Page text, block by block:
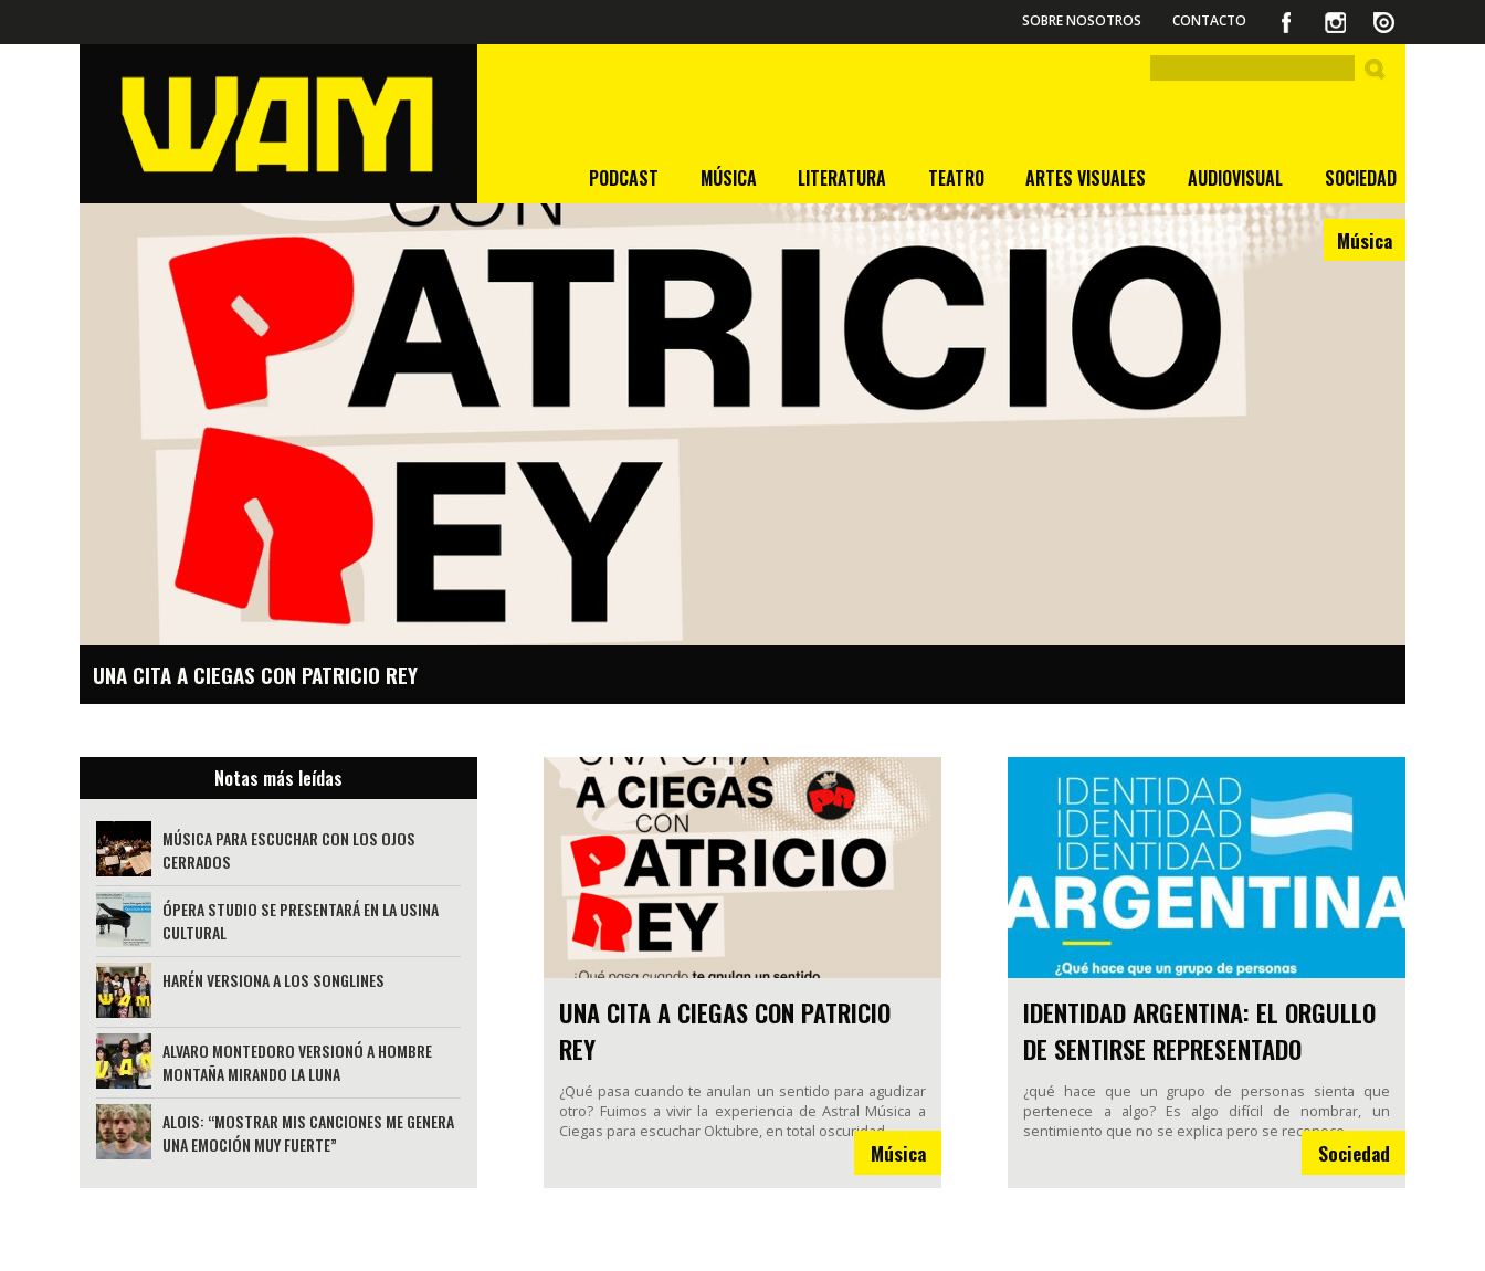
SOBRE NOSOTROS CONTACTO
PODCAST MÚSICA LITERATURA TEATRO ARTES VISUALES AUDIOVISUAL SOCIEDAD
Música
UNA CITA A CIEGAS CON PATRICIO REY
Notas más leídas
MÚSICA PARA ESCUCHAR CON LOS OJOS
CERRADOS
ÓPERA STUDIO SE PRESENTARÁ EN LA USINA
CULTURAL
HARÉN VERSIONA A LOS SONGLINES
ALVARO MONTEDORO VERSIONÓ A HOMBRE
MONTAÑA MIRANDO LA LUNA
ALOIS: “MOSTRAR MIS CANCIONES ME GENERA
UNA EMOCIÓN MUY FUERTE”
UNA CITA A CIEGAS CON PATRICIO
REY
¿Qué pasa cuando te anulan un sentido para agudizar
otro? Fuimos a vivir la experiencia de Astral Música a
Ciegas para escuchar Oktubre, en total oscuridad.
Música
IDENTIDAD ARGENTINA: EL ORGULLO
DE SENTIRSE REPRESENTADO
¿qué hace que un grupo de personas sienta que
pertenece a algo? Es algo difícil de nombrar, un
sentimiento que no se explica pero se reconoce.
Sociedad